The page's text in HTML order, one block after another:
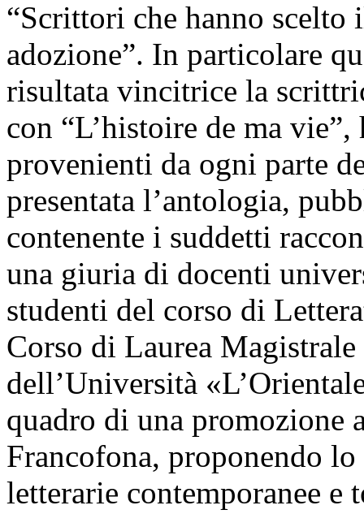
“Scrittori che hanno scelto
adozione”. In particolare
risultata vincitrice la
con “L’histoire de ma
provenienti da ogni parte
presentata l’antologia,
contenente i suddetti
una giuria di docenti
studenti del corso di
Corso di Laurea
dell’Università
quadro di una promozione
Francofona, proponendo
letterarie contemporanee e